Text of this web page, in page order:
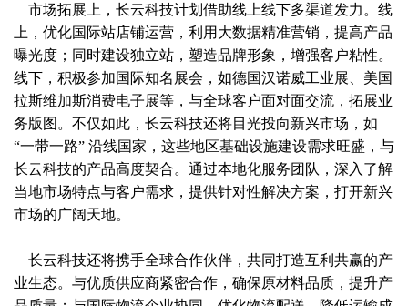
市场拓展上，长云科技计划借助线上线下多渠道发力。线
上，优化国际站店铺运营，利用大数据精准营销，提高产品
曝光度；同时建设独立站，塑造品牌形象，增强客户粘性。
线下，积极参加国际知名展会，如德国汉诺威工业展、美国
拉斯维加斯消费电子展等，与全球客户面对面交流，拓展业
务版图。不仅如此，长云科技还将目光投向新兴市场，如
“一带一路” 沿线国家，这些地区基础设施建设需求旺盛，与
长云科技的产品高度契合。通过本地化服务团队，深入了解
当地市场特点与客户需求，提供针对性解决方案，打开新兴
市场的广阔天地。
长云科技还将携手全球合作伙伴，共同打造互利共赢的产
业生态。与优质供应商紧密合作，确保原材料品质，提升产